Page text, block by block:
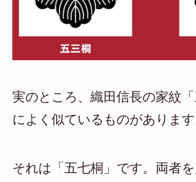
実のところ、織田信長の家紋
によく似ているものがあります
それは「五七桐」です。両者